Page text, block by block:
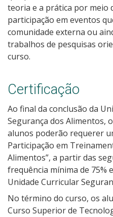
teoria e a prática por meio
participação em eventos
comunidade externa ou
trabalhos de pesquisas
curso.
Certificação
Ao final da conclusão da
Segurança dos Alimentos,
alunos poderão requerer
Participação em
Alimentos”, a partir das
frequência mínima de 75%
Unidade Curricular
No término do curso, os
Curso Superior de